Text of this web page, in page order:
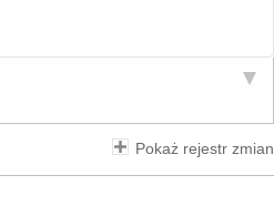
Pokaż rejestr zmian